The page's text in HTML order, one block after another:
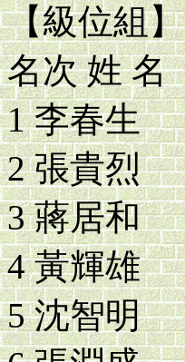
【級位組】
名次 姓 名
1 李春生
2 張貴烈
3 蔣居和
4 黃輝雄
5 沈智明